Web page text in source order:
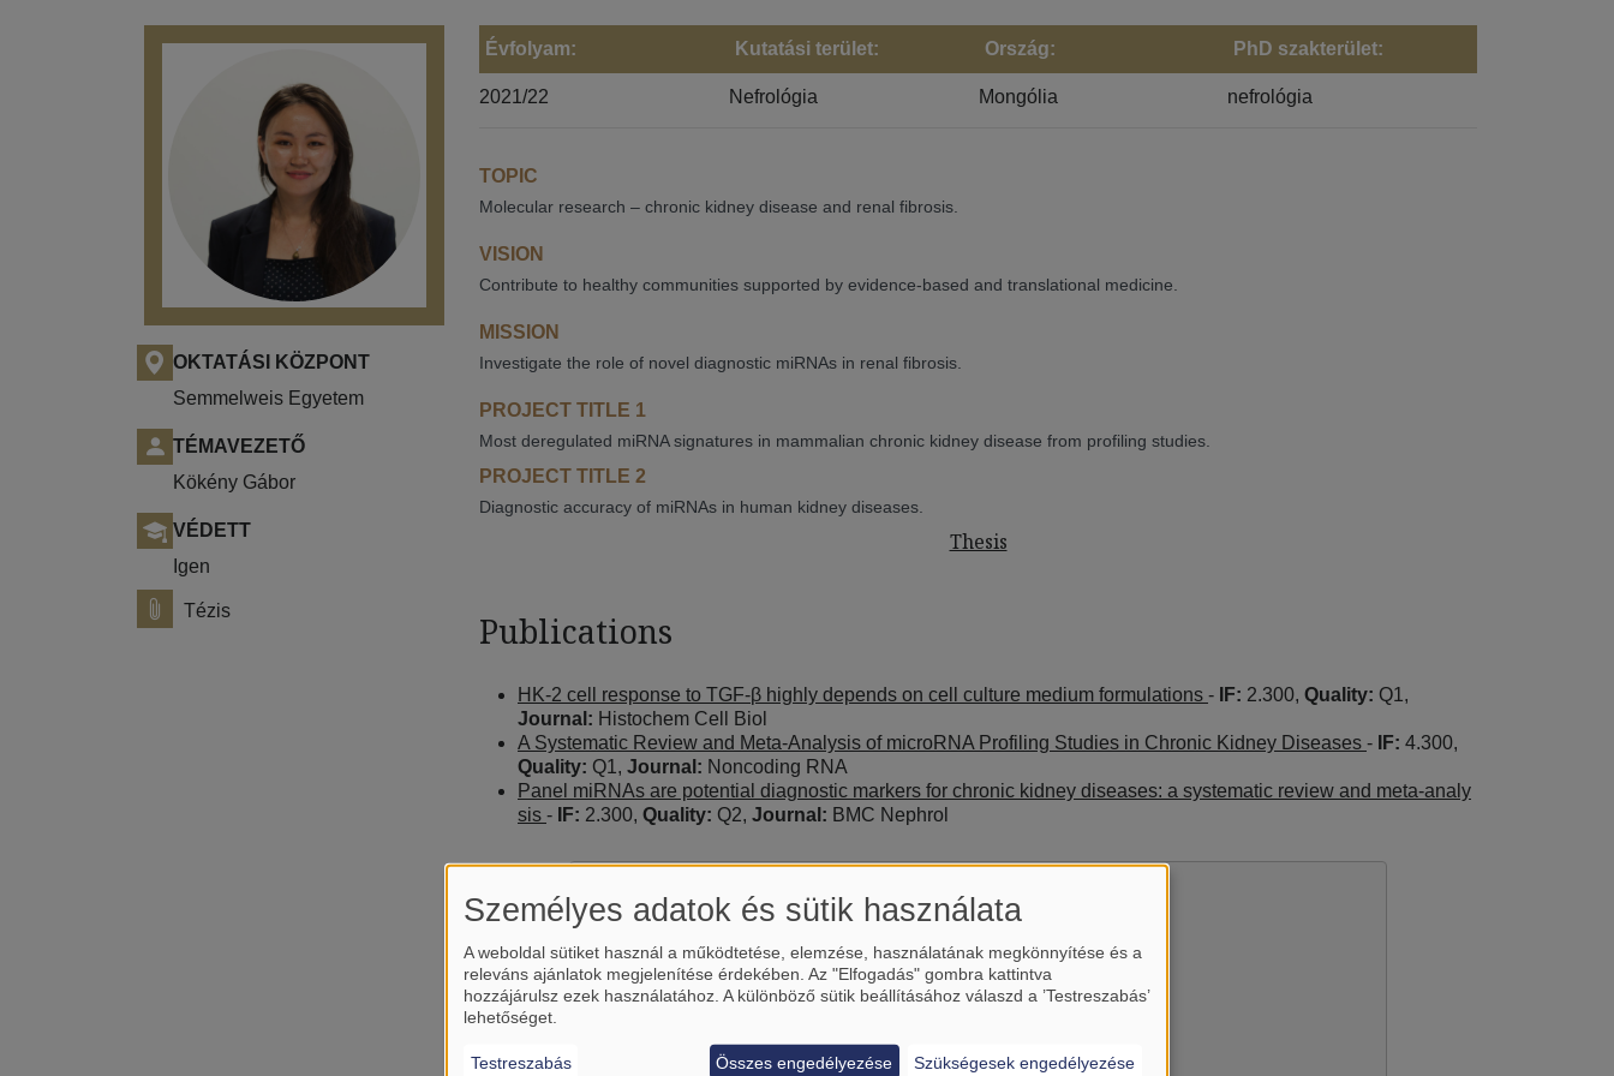
OKTATÁSI KÖZPONT
Semmelweis Egyetem
TÉMAVEZETŐ
Kökény Gábor
VÉDETT
Igen
Tézis
Évfolyam:
2021/22
Kutatási terület:
Nefrológia
Ország:
Mongólia
PhD szakterület:
nefrológia
TOPIC
Molecular research – chronic kidney disease and renal fibrosis.
VISION
Contribute to healthy communities supported by evidence-based and translational medicine.
MISSION
Investigate the role of novel diagnostic miRNAs in renal fibrosis.
PROJECT TITLE 1
Most deregulated miRNA signatures in mammalian chronic kidney disease from profiling studies.
PROJECT TITLE 2
Diagnostic accuracy of miRNAs in human kidney diseases.
Thesis
Publications
HK-2 cell response to TGF-β highly depends on cell culture medium formulations - IF: 2.300, Quality: Q1,
Journal: Histochem Cell Biol
A Systematic Review and Meta-Analysis of microRNA Profiling Studies in Chronic Kidney Diseases - IF: 4.300,
Quality: Q1, Journal: Noncoding RNA
Panel miRNAs are potential diagnostic markers for chronic kidney diseases: a systematic review and meta-analy
sis - IF: 2.300, Quality: Q2, Journal: BMC Nephrol
Személyes adatok és sütik használata
A weboldal sütiket használ a működtetése, elemzése, használatának megkönnyítése és a
releváns ajánlatok megjelenítése érdekében. Az "Elfogadás" gombra kattintva
hozzájárulsz ezek használatához. A különböző sütik beállításához válaszd a ’Testreszabás’
lehetőséget.
Testreszabás Szükségesek engedélyezése
Összes engedélyezése